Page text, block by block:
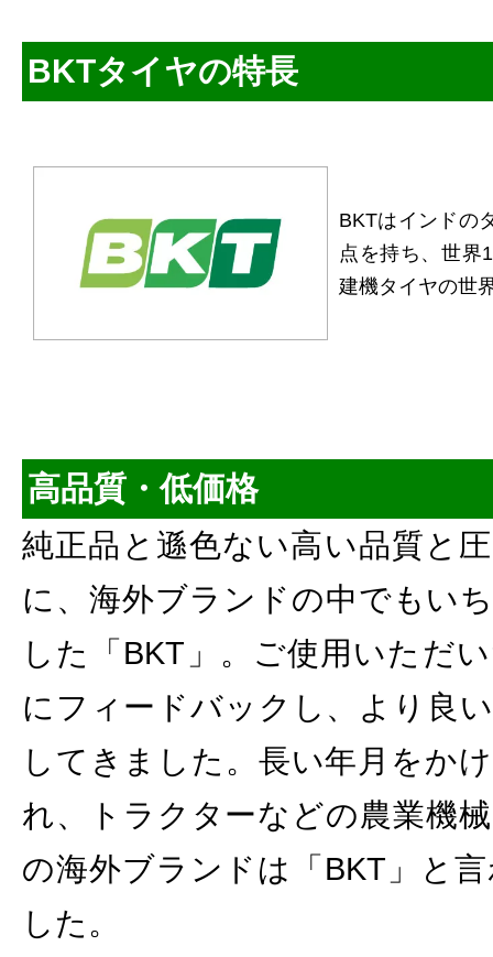
BKTタイヤの特長
BKTはインドの
点を持ち、世界
建機タイヤの世
高品質・低価格
純正品と遜色ない高い品質と
に、海外ブランドの中でもい
した「BKT」。ご使用いただ
にフィードバックし、より良
してきました。長い年月をか
れ、トラクターなどの農業機
の海外ブランドは「BKT」と
した。